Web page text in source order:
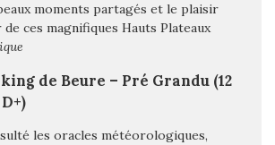
moments partagés et le plaisir
ces magnifiques Hauts Plateaux
de Beure – Pré Grandu (12
les oracles météorologiques,